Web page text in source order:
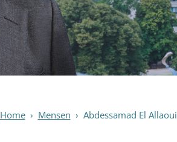
Home › Mensen › Abdessamad El Allaoui